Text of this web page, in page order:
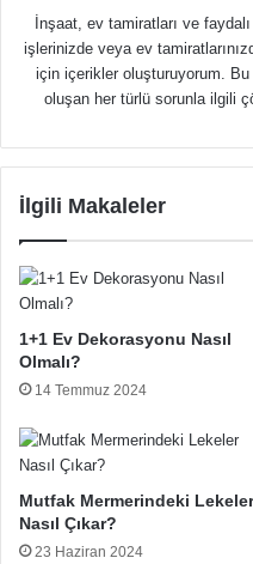
İnşaat, ev tamiratları ve
işlerinizde veya ev
için içerikler oluşturuyorum.
oluşan her türlü sorunla ilgili
İlgili Makaleler
1+1 Ev Dekorasyonu Nasıl
Olmalı?
14 Temmuz 2024
Mutfak Mermerindeki Lekeler
Nasıl Çıkar?
23 Haziran 2024